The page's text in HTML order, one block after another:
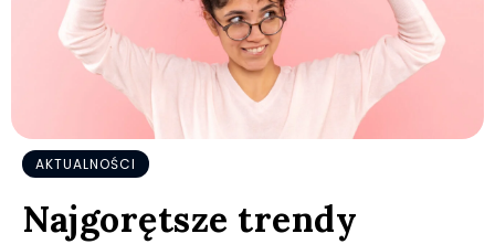
AKTUALNOŚCI
Najgorętsze trendy